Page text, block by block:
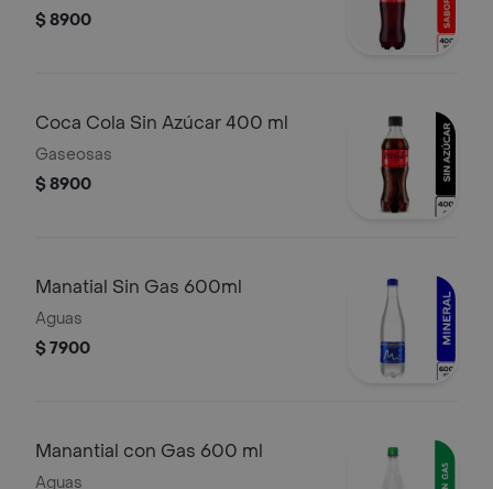
$ 8900
Coca Cola Sin Azúcar 400 ml
Gaseosas
$ 8900
Manatial Sin Gas 600ml
Aguas
$ 7900
Manantial con Gas 600 ml
Aguas